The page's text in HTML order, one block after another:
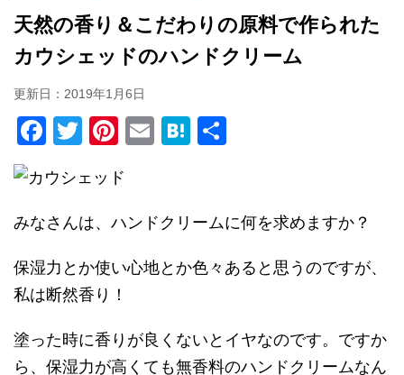
天然の香り＆こだわりの原料で作られた
カウシェッドのハンドクリーム
更新日： 2019年1月6日
F
c
e
o
o
k
T
tt
er
Pi
er
e
E
H
n
みなさんは、ハンドクリームに何を求めますか？
保湿力とか使い心地とか色々あると思うのですが、
私は断然香り！
塗った時に香りが良くないとイヤなのです。ですか
ら、保湿力が高くても無香料のハンドクリームなん